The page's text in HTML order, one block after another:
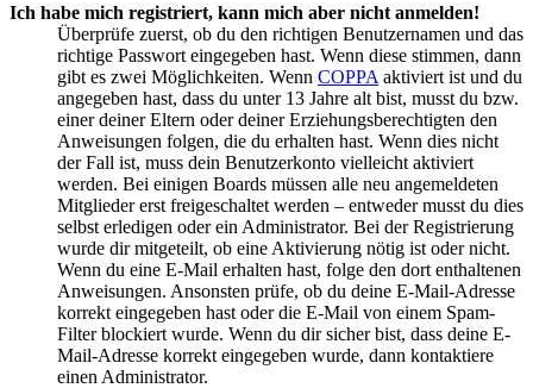
Ich habe mich registriert, kann mich aber nicht anmelden!
Überprüfe zuerst, ob du den richtigen Benutzernamen und das
richtige Passwort eingegeben hast. Wenn diese stimmen, dann
gibt es zwei Möglichkeiten. Wenn COPPA aktiviert ist und du
angegeben hast, dass du unter 13 Jahre alt bist, musst du bzw.
einer deiner Eltern oder deiner Erziehungsberechtigten den
Anweisungen folgen, die du erhalten hast. Wenn dies nicht
der Fall ist, muss dein Benutzerkonto vielleicht aktiviert
werden. Bei einigen Boards müssen alle neu angemeldeten
Mitglieder erst freigeschaltet werden – entweder musst du dies
selbst erledigen oder ein Administrator. Bei der Registrierung
wurde dir mitgeteilt, ob eine Aktivierung nötig ist oder nicht.
Wenn du eine E-Mail erhalten hast, folge den dort enthaltenen
Anweisungen. Ansonsten prüfe, ob du deine E-Mail-Adresse
korrekt eingegeben hast oder die E-Mail von einem Spam-
Filter blockiert wurde. Wenn du dir sicher bist, dass deine E-
Mail-Adresse korrekt eingegeben wurde, dann kontaktiere
einen Administrator.